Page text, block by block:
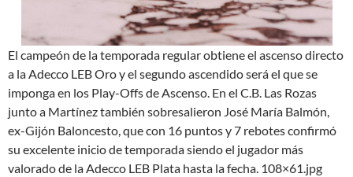
El campeón de la temporada regular obtiene el ascenso directo
a la Adecco LEB Oro y el segundo ascendido será el que se
imponga en los Play-Offs de Ascenso. En el C.B. Las Rozas
junto a Martínez también sobresalieron José María Balmón,
ex-Gijón Baloncesto, que con 16 puntos y 7 rebotes confirmó
su excelente inicio de temporada siendo el jugador más
valorado de la Adecco LEB Plata hasta la fecha. 108×61.jpg